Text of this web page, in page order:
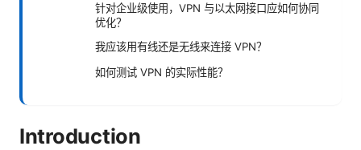
针对企业级使用，VPN 与以太网接口应如何协同
优化？
我应该用有线还是无线来连接 VPN？
如何测试 VPN 的实际性能？
Introduction